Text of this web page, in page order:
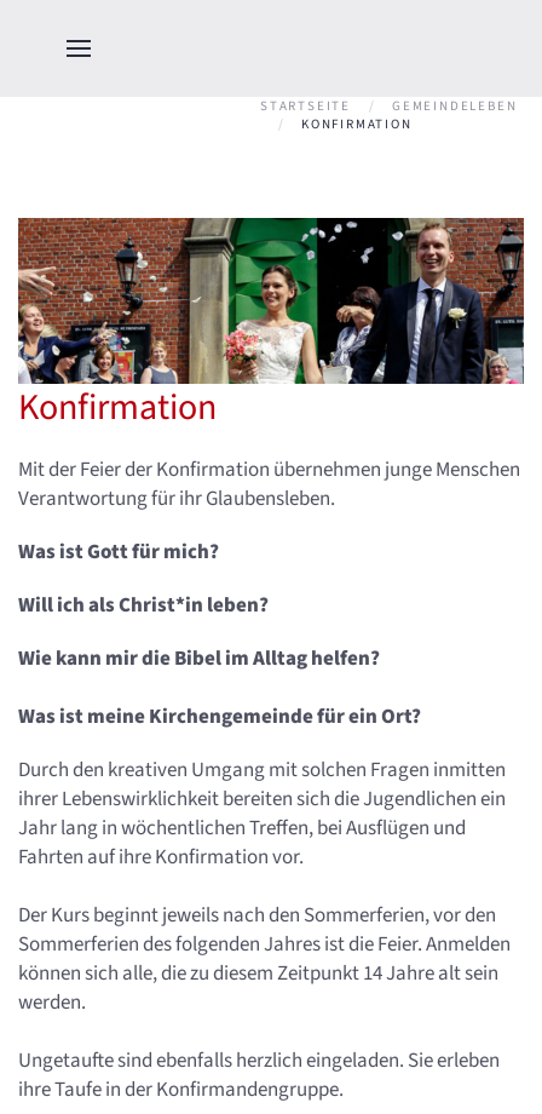
STARTSEITE
GEMEINDELEBEN
KONFIRMATION
Konfirmation
Mit der Feier der Konfirmation übernehmen junge Menschen
Verantwortung für ihr Glaubensleben.
Was ist Gott für mich?
Will ich als Christ*in leben?
Wie kann mir die Bibel im Alltag helfen?
Was ist meine Kirchengemeinde für ein Ort?
Durch den kreativen Umgang mit solchen Fragen inmitten
ihrer Lebenswirklichkeit bereiten sich die Jugendlichen ein
Jahr lang in wöchentlichen Treffen, bei Ausflügen und
Fahrten auf ihre Konfirmation vor.
Der Kurs beginnt jeweils nach den Sommerferien, vor den
Sommerferien des folgenden Jahres ist die Feier. Anmelden
können sich alle, die zu diesem Zeitpunkt 14 Jahre alt sein
werden.
Ungetaufte sind ebenfalls herzlich eingeladen. Sie erleben
ihre Taufe in der Konfirmandengruppe.